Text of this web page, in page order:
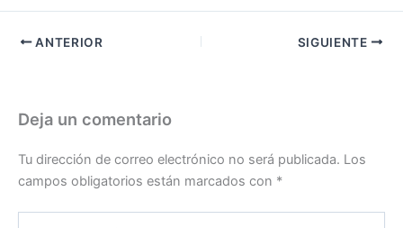
ANTERIOR SIGUIENTE
Deja un comentario
Tu dirección de correo electrónico no será publicada. Los
campos obligatorios están marcados con *